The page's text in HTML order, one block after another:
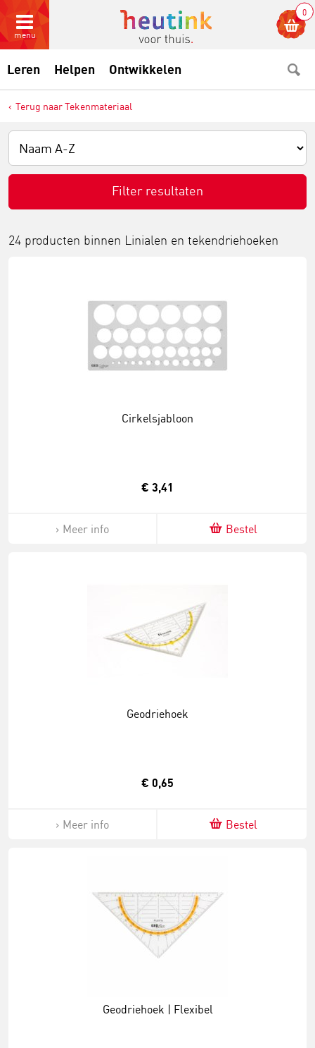
menu
0
Leren Helpen Ontwikkelen
Terug naar Tekenmateriaal
Filter resultaten
24 producten binnen Linialen en tekendriehoeken
Cirkelsjabloon
€ 3,41
Meer info Bestel
Geodriehoek
€ 0,65
Meer info Bestel
Geodriehoek | Flexibel